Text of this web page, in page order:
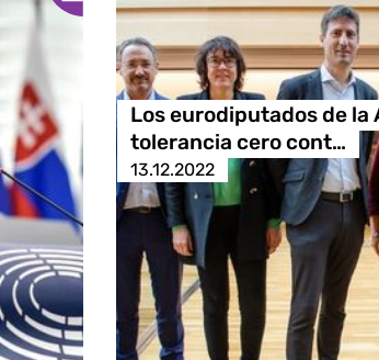
Los eurodiputados de la
tolerancia cero cont…
13.12.2022